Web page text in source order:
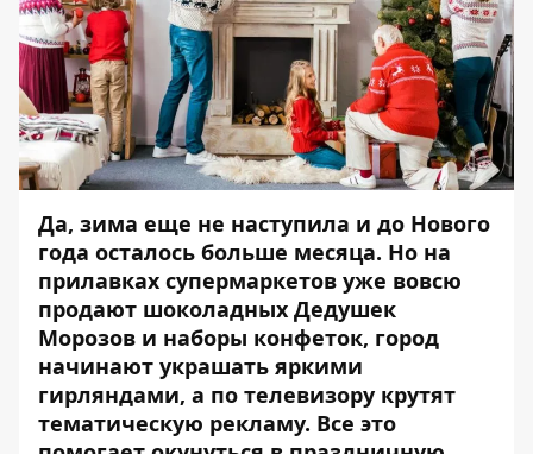
Да, зима еще не наступила и до Нового
года осталось больше месяца. Но на
прилавках супермаркетов уже вовсю
продают шоколадных Дедушек
Морозов и наборы конфеток, город
начинают украшать яркими
гирляндами, а по телевизору крутят
тематическую рекламу. Все это